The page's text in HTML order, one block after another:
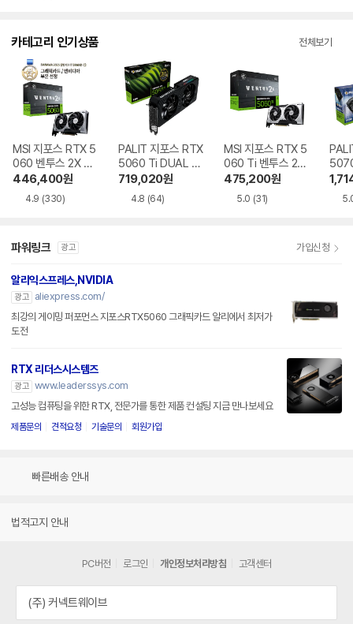
카테고리 인기상품 전체보기
MSI 지포스 RTX 5
060 벤투스 2X OC
D7 8GB
446,400원
4.9 (330)
PALIT 지포스 RTX
5060 Ti DUAL D
7 8GB 이엠텍
719,020원
4.8 (64)
MSI 지포스 RTX 5
060 Ti 벤투스 2X
OC 플러스 D7 8G
475,200원
5.0 (31)
이
파워링크 광고 가입신청
알리익스프레스,NVIDIA
광고
aliexpress.com/
최강의 게이밍 퍼포먼스 지포스RTX5060 그래픽카드 알리에서 최저가
도전
RTX 리더스시스템즈
광고 www.leaderssys.com
고성능 컴퓨팅을 위한 RTX, 전문가를 통한 제품 컨설팅 지금 만나보세요
제품문의 견적요청 기술문의 회원가입
빠른배송 안내
법적고지 안내
PC버전 로그인 개인정보처리방침 고객센터
(주) 커넥트웨이브